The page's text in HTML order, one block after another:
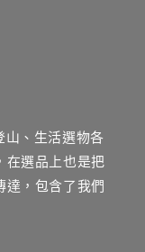
、生活選物各
在選品上也是把
達，包含了我們